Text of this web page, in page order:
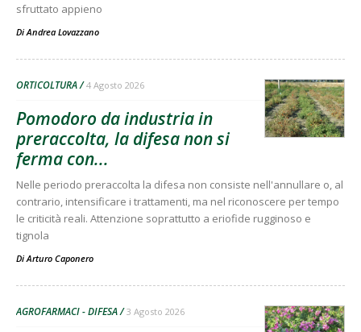
sfruttato appieno
Di Andrea Lovazzano
ORTICOLTURA 4 Agosto 2026
Pomodoro da industria in
preraccolta, la difesa non si
ferma con...
Nelle periodo preraccolta la difesa non consiste nell'annullare o, al
contrario, intensificare i trattamenti, ma nel riconoscere per tempo
le criticità reali. Attenzione soprattutto a eriofide rugginoso e
tignola
Di Arturo Caponero
AGROFARMACI - DIFESA 3 Agosto 2026